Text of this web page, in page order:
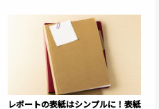
レポートの表紙はシンプルに！表紙